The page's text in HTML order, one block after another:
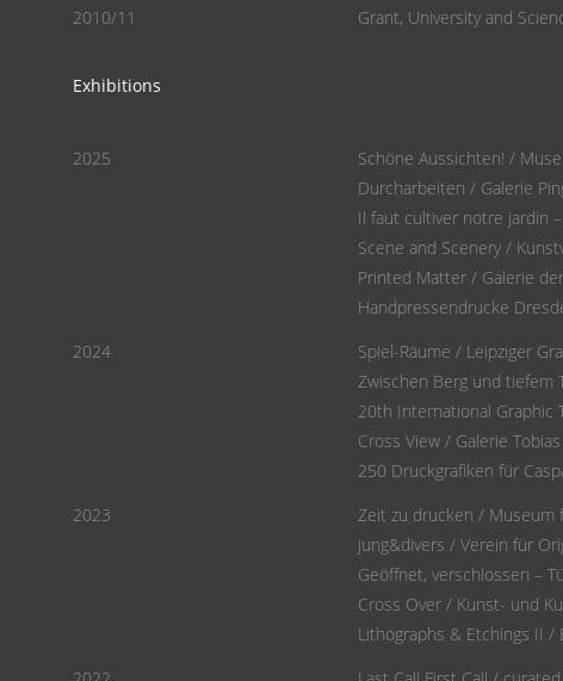
2010/11
Grant, University and
Exhibitions
2025
Schöne Aussichten! /
Durcharbeiten / Galerie
Il faut cultiver notre jardin
Scene and Scenery /
Printed Matter / Galerie
Handpressendrucke
2024
Spiel-Räume / Leipziger
Zwischen Berg und tiefem
20th International Graphic
Cross View / Galerie
250 Druckgrafiken für
2023
Zeit zu drucken / Museum
jung&divers / Verein für
Geöffnet, verschlossen –
Cross Over / Kunst- und
Lithographs & Etchings II /